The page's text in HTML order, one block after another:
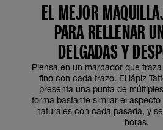
EL MEJOR
PARA RELLENAR
DELGADAS Y
Piensa en un marcador que
fino con cada trazo. El lápiz
presenta una punta de
forma bastante similar el
naturales con cada pasada, y
horas.